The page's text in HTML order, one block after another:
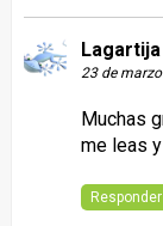
Lagartija
23 de
Muchas
me leas
Responder